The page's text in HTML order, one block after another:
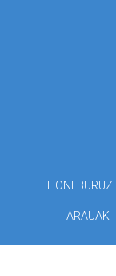
HONI BURUZ
ARAUAK